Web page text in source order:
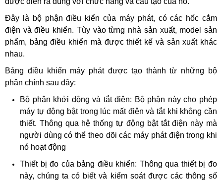
Đây là bộ phận điều kiển của máy phát, có các hốc cắm
điện và điều khiển. Tùy vào từng nhà sản xuất, model sản
phẩm, bảng điều khiển mà được thiết kế và sản xuất khác
nhau.
Bảng điều khiển máy phát được tạo thành từ những bộ
phận chính sau đây:
Bộ phận khởi động và tắt điện: Bộ phận này cho phép
máy tự động bật trong lúc mất điện và tắt khi không cần
thiết. Thông qua hệ thống tự động bật tắt điện này mà
người dùng có thể theo dõi các máy phát điện trong khi
nó hoạt động
Thiết bị đo của bảng điều khiển: Thông qua thiết bị đo
này, chúng ta có biết và kiểm soát được các thông số
Email (*)
Điện thoại (* )
Sản phẩm chọn (*)
ĐẶT HÀNG NGAY